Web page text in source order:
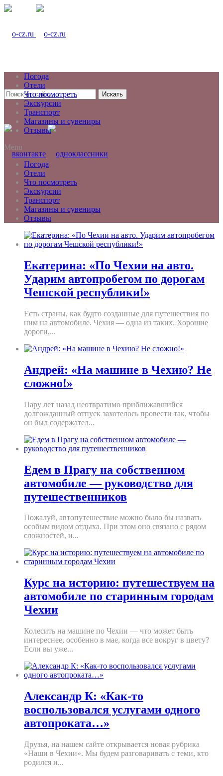
Искать
Погода
Отели
Что посмотреть
Экскурсии
Транспорт
Магазины и сувениры
Отзывы
Menu
Погода
Отели
Что посмотреть
Экскурсии
Транспорт
Магазины и сувениры
Отзывы
Екатерина: «По Чехии на авто.
Ударим автопробегом по дорогам
Чешской республики!»
Есть страны, как будто созданные для путешествия по
ним на автомобиле. Чехия — одна из таких. Хорошие
дороги,...
Андрей: «На машине в Чехию? Не
сложно!»
Пару лет назад неотвратимо приближавшийся
долгожданный отпуск захотелось провести так, чтобы
он был содержател...
Едем в Прагу на собственном
автомобиле — руководство для
путешественников
Пожалуй, автопутешествие можно было бы назвать
особым видом отдыха. При этом оно связано с рядом
сложностей, и...
Курс на историю: путешествуем на
автомобиле по старинным городам
Чехии
Колесить на машине по Чехии — что может быть
интереснее, особенно в мае, когда все вокруг в цвету?
Если вы уже...
Александр К: «Как-то
воспользовался услугами одного
автопроката…»
Друзья, на нашем сайте открывается новая рубрика
«Наши в Чехии». Мы будем разговаривать с теми, кто
родился и...